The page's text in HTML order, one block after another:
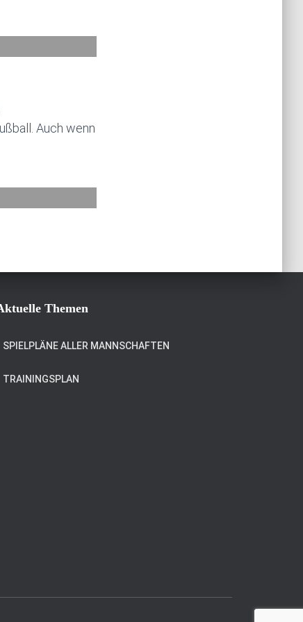
Auch wenn
Themen
SPIELPLÄNE ALLER MANNSCHAFTEN
TRAININGSPLAN